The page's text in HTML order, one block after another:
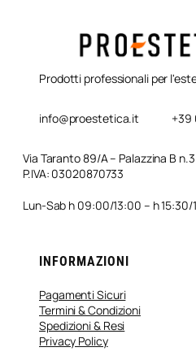
Prodotti professionali per
info@proestetica.it +39
Via Taranto 89/A – Palazzina B
P.IVA: 03020870733
Lun-Sab h 09:00/13:00 – h 15:30/
INFORMAZIONI
Pagamenti Sicuri
Termini & Condizioni
Spedizioni & Resi
Privacy Policy